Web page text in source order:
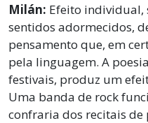
Milán: Efeito individual,
sentidos adormecidos,
pensamento que, em
pela linguagem. A
festivais, produz um
Uma banda de rock
confraria dos recitais de